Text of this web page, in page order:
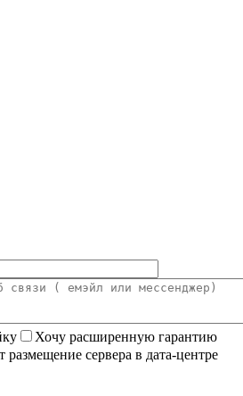
Хочу расширенную гарантию
размещение сервера в дата-центре